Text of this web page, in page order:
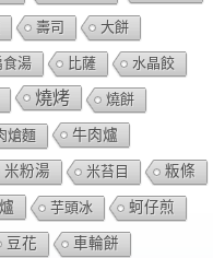
壽司 大餅
食湯 比薩 水晶餃
燒烤 燒餅
熗麵 牛肉爐
米粉湯 米苔目 粄條
芋頭冰 蚵仔煎
豆花 車輪餅